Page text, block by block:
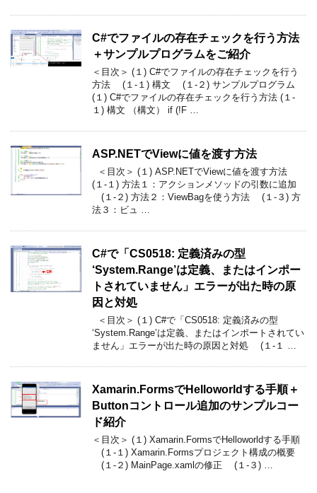
C#でファイルの存在チェックを行う方法
＋サンプルプログラムをご紹介
＜目次＞ (１) C#でファイルの存在チェックを行う
方法 (１-１) 構文 (１-２) サンプルプログラム
(１) C#でファイルの存在チェックを行う方法 (１-
１) 構文 （構文） if (!F …
ASP.NETでViewに値を渡す方法
＜目次＞ (１) ASP.NETでViewに値を渡す方法
(１-１) 方法１：アクションメソッドの引数に追加
(１-２) 方法２：ViewBagを使う方法 (１-３) 方
法３：ビュ …
C#で「CS0518: 定義済みの型
‘System.Range’は定義、またはインポー
トされていません」エラーが出た時の原
因と対処
＜目次＞ (１) C#で「CS0518: 定義済みの型
‘System.Range’は定義、またはインポートされてい
ません」エラーが出た時の原因と対処 (１-１ …
Xamarin.FormsでHelloworldする手順＋
Buttonコントロール追加のサンプルコー
ド紹介
＜目次＞ (１) Xamarin.FormsでHelloworldする手順
(１-１) Xamarin.Formsプロジェクト構成の概要
(１-２) MainPage.xamlの修正 (１-３) …